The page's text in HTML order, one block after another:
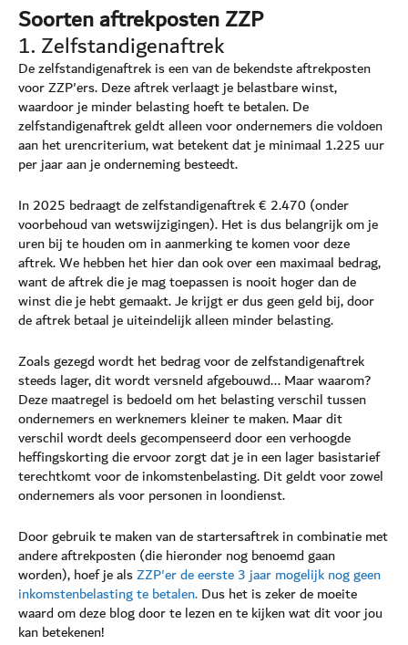
Soorten aftrekposten ZZP
1. Zelfstandigenaftrek
De zelfstandigenaftrek is een van de bekendste aftrekposten
voor ZZP'ers. Deze aftrek verlaagt je belastbare winst,
waardoor je minder belasting hoeft te betalen. De
zelfstandigenaftrek geldt alleen voor ondernemers die voldoen
aan het urencriterium, wat betekent dat je minimaal 1.225 uur
per jaar aan je onderneming besteedt.
In 2025 bedraagt de zelfstandigenaftrek € 2.470 (onder
voorbehoud van wetswijzigingen). Het is dus belangrijk om je
uren bij te houden om in aanmerking te komen voor deze
aftrek. We hebben het hier dan ook over een maximaal bedrag,
want de aftrek die je mag toepassen is nooit hoger dan de
winst die je hebt gemaakt. Je krijgt er dus geen geld bij, door
de aftrek betaal je uiteindelijk alleen minder belasting.
Zoals gezegd wordt het bedrag voor de zelfstandigenaftrek
steeds lager, dit wordt versneld afgebouwd... Maar waarom?
Deze maatregel is bedoeld om het belasting verschil tussen
ondernemers en werknemers kleiner te maken. Maar dit
verschil wordt deels gecompenseerd door een verhoogde
heffingskorting die ervoor zorgt dat je in een lager basistarief
terechtkomt voor de inkomstenbelasting. Dit geldt voor zowel
ondernemers als voor personen in loondienst.
Door gebruik te maken van de startersaftrek in combinatie met
andere aftrekposten (die hieronder nog benoemd gaan
worden), hoef je alsZZP'er de eerste 3 jaar mogelijk nog geen
inkomstenbelasting te betalen.Dus het is zeker de moeite
waard om deze blog door te lezen en te kijken wat dit voor jou
kan betekenen!